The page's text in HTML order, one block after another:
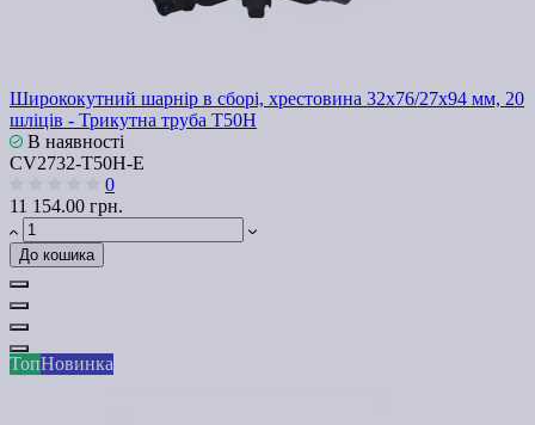
Ширококутний шарнір в сборі, хрестовина 32х76/27х94 мм, 20
шліців - Трикутна труба Т50H
В наявності
СV2732-T50H-Е
0
11 154.00 грн.
До кошика
ТопНовинка